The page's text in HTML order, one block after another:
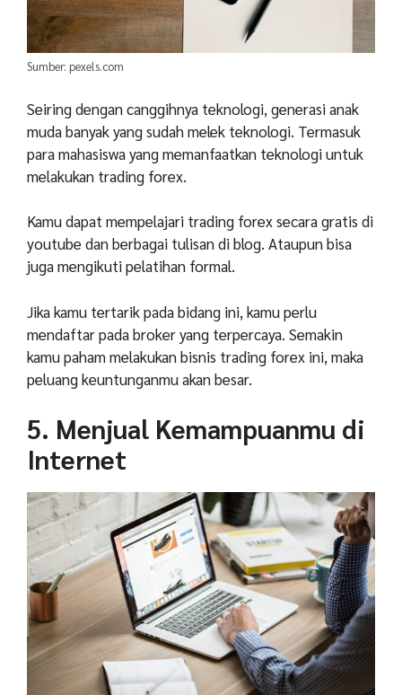
Sumber: pexels.com
Seiring dengan canggihnya teknologi, generasi anak
muda banyak yang sudah melek teknologi. Termasuk
para mahasiswa yang memanfaatkan teknologi untuk
melakukan trading forex.
Kamu dapat mempelajari trading forex secara gratis di
youtube dan berbagai tulisan di blog. Ataupun bisa
juga mengikuti pelatihan formal.
Jika kamu tertarik pada bidang ini, kamu perlu
mendaftar pada broker yang terpercaya. Semakin
kamu paham melakukan bisnis trading forex ini, maka
peluang keuntunganmu akan besar.
5. Menjual Kemampuanmu di
Internet